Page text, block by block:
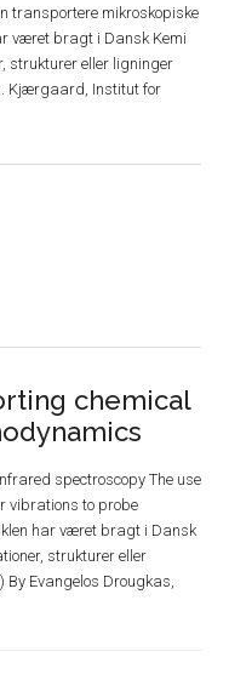
transportere mikroskopiske
været bragt i Dansk Kemi
strukturer eller ligninger
Kjærgaard, Institut for
chemical
spectroscopy The use
vibrations to probe
har været bragt i Dansk
strukturer eller
Evangelos Drougkas,